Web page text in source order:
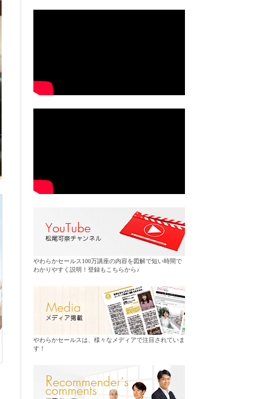
やわらかセールス100万講座の内容を図解で短い時間で
わかりやすく説明！登録もこちらから♪
やわらかセールスは、様々なメディアで注目されていま
す！